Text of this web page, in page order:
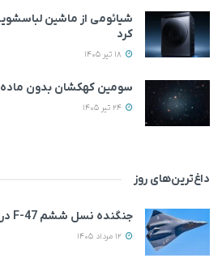
کرد
سومین کهکشان بدون
داغ‌ترین‌های روز
جنگنده نسل ششم F-47 در مسیر نخستین پرواز